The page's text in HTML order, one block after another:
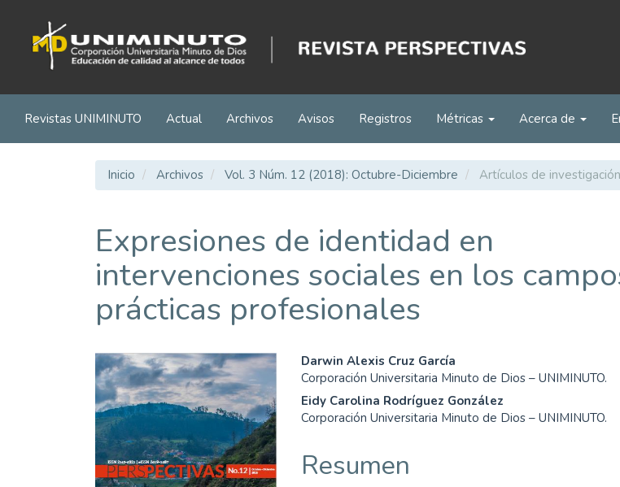
principal
Contenido
principal
lateral
Revistas UNIMINUTO Actual Archivos Avisos Registros Métricas Acerca de
Inicio Archivos Vol. 3 Núm. 12 (2018): Octubre-Diciembre Artículos de investigación
Expresiones de identidad en
intervenciones sociales en los
prácticas profesionales
Barra
lateral
del
artículo
Contenido
principal
del
artículo
Darwin Alexis Cruz García
Corporación Universitaria Minuto de Dios – UNIMINUTO.
Eidy Carolina Rodríguez González
Corporación Universitaria Minuto de Dios – UNIMINUTO.
Resumen